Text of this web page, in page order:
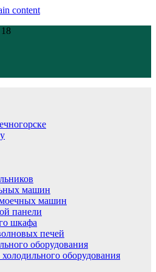
content
машин
машин
панели
шкафа
печей
оборудования
оборудования